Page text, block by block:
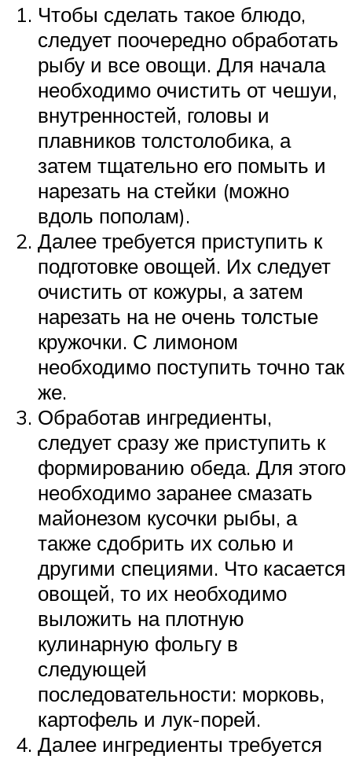
Чтобы сделать такое блюдо,
следует поочередно обработать
рыбу и все овощи. Для начала
необходимо очистить от чешуи,
внутренностей, головы и
плавников толстолобика, а
затем тщательно его помыть и
нарезать на стейки (можно
вдоль пополам).
Далее требуется приступить к
подготовке овощей. Их следует
очистить от кожуры, а затем
нарезать на не очень толстые
кружочки. С лимоном
необходимо поступить точно так
же.
Обработав ингредиенты,
следует сразу же приступить к
формированию обеда. Для этого
необходимо заранее смазать
майонезом кусочки рыбы, а
также сдобрить их солью и
другими специями. Что касается
овощей, то их необходимо
выложить на плотную
кулинарную фольгу в
следующей
последовательности: морковь,
картофель и лук-порей.
Далее ингредиенты требуется